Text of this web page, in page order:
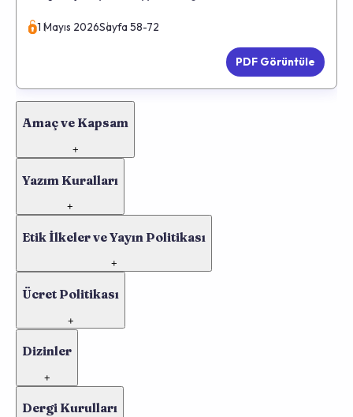
1 Mayıs 2026Sayfa 58-72
PDF Görüntüle
Amaç ve Kapsam
+
Yazım Kuralları
+
Etik İlkeler ve Yayın Politikası
+
Ücret Politikası
+
Dizinler
+
Dergi Kurulları